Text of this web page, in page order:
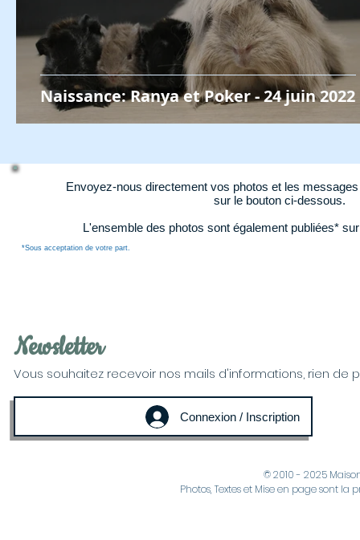
Naissance: Ranya et Poker - 24 juin 2022
Envoyez-nous directement vos photos et les
sur le bouton ci-dessous.
L'ensemble des photos sont également publiées*
*Sous acceptation de votre part.
Newsletter
Vous souhaitez recevoir nos mails d'informations, rien de
Connexion / Inscription
© 2010 - 2025
Photos, Textes et Mise en page sont